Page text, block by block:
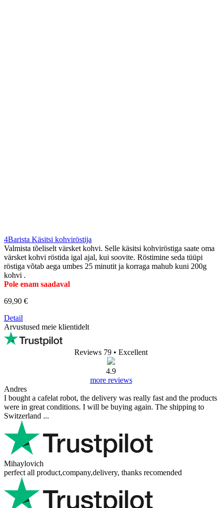
4Barista Käsitsi kohviröstija
Valmista tõeliselt värsket kohvi. Selle käsitsi kohviröstiga saate oma
värsket kohvi röstida igal ajal, kui soovite. Röstimine seda tüüpi
röstiga võtab aega umbes 25 minutit ja korraga mahub kuni 200g
kohvi .
Pole enam saadaval
69,90 €
Detail
Arvustused meie klientidelt
Reviews 79 • Excellent
4.9
more reviews
Andres
I bought a cafelat robot, the delivery was really fast and the products
were in great conditions. I will be buying again. The shipping to
Switzerland ...
Mihaylovich
perfect all product,company,delivery, thanks recomended